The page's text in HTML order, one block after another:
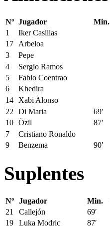
Nº Jugador Min.
1
Iker Casillas
17
Arbeloa
3
Pepe
4
Sergio Ramos
5
Fabio Coentrao
6
Khedira
14
Xabi Alonso
22
Di Maria 69′
10 Özil 87′
7
Cristiano Ronaldo
9
Benzema 90′
Suplentes
Nº Jugador Min.
21
Callejón 69′
19
Luka Modric 87′